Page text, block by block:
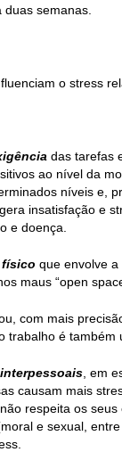
semanas.
o stress
das tarefas
ao nível da
níveis e,
insatisfação e
e doença.
físico que envolve
maus “open
com mais
trabalho é também
, em
causam mais
respeita os
e sexual,